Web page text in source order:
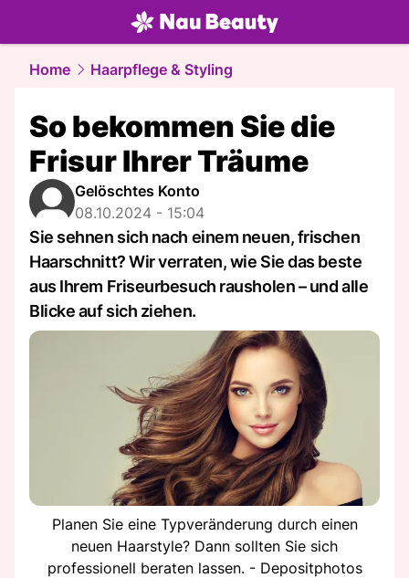
beauty.NAU.ch
Home Haarpflege & Styling
So bekommen Sie die
Frisur Ihrer Träume
Gelöschtes Konto
08.10.2024 - 15:04
Sie sehnen sich nach einem neuen, frischen
Haarschnitt? Wir verraten, wie Sie das beste
aus Ihrem Friseurbesuch rausholen – und alle
Blicke auf sich ziehen.
Planen Sie eine Typveränderung durch einen
neuen Haarstyle? Dann sollten Sie sich
professionell beraten lassen. - Depositphotos